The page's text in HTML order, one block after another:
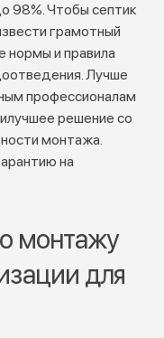
98%. Чтобы септик
грамотный
нормы и правила
Лучше
профессионалам
решение со
монтажа.
на
монтажу
для